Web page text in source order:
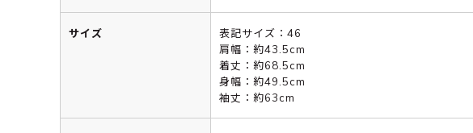
サイズ
表記サイズ：46
肩幅：約43.5cm
着丈：約68.5cm
身幅：約49.5cm
袖丈：約63cm